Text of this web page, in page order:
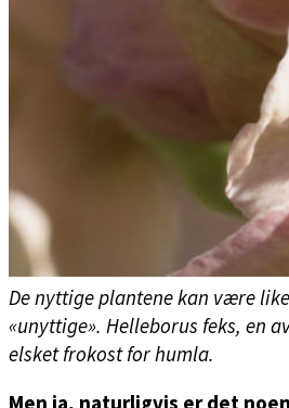
De nyttige plantene kan være
«unyttige». Helleborus feks, en
elsket frokost for humla.
Men ja, naturligvis er det